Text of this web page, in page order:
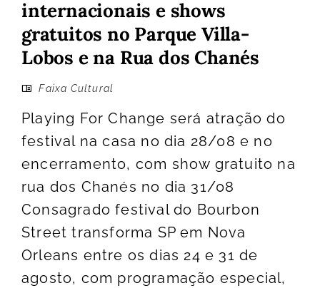
internacionais e shows
gratuitos no Parque Villa-
Lobos e na Rua dos Chanés
Faixa Cultural
Playing For Change será atração do
festival na casa no dia 28/08 e no
encerramento, com show gratuito na
rua dos Chanés no dia 31/08
Consagrado festival do Bourbon
Street transforma SP em Nova
Orleans entre os dias 24 e 31 de
agosto, com programação especial,